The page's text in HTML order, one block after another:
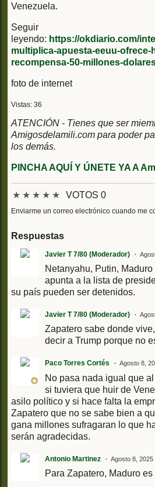
Venezuela.
Seguir
leyendo: https://okdiario.com/
multiplica-apuesta-eeuu-ofrece-
recompensa-50-millones-
foto de internet
Vistas: 36
ATENCIÓN - Tienes que ser
Amigosdelamili.com para poder
los demás.
PINCHA AQUÍ Y ÚNETE YA A
★ ★ ★ ★ ★ VOTOS 0
Enviarme un correo electrónico cuando me
Respuestas
Javier T 7/80 (Moderador)
Netanyahu, Putin,
apunta a la lista de
su país pueden ser detenidos.
Javier T 7/80 (Moderador)
Zapatero sabe donde
decir a Trump porque no
Paco Torres Cortés Agosto 8,
No pasa nada igual que
si tuviera que huir de
asilo político y si hace falta la
Zapatero que no se sabe bien a
gana millones sufragaran lo que
serán agradecidas.
Antonio Martinez Agosto 8, 2025
Para Zapatero, Maduro es